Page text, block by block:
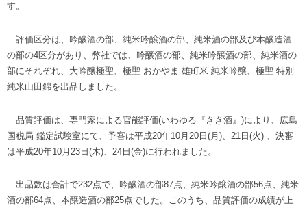
す。
評価区分は、吟醸酒の部、純米吟醸酒の部、純米酒の部及び本醸造酒
の部の4区分があり、弊社では、吟醸酒の部、純米吟醸酒の部、純米酒の
部にそれぞれ、大吟醸極聖、極聖 おかやま 雄町米 純米吟醸、極聖 特別
純米山田錦を出品しました。
品質評価は、専門家による官能評価(いわゆる『きき酒』)により、広島
国税局 鑑定試験室にて、予審は平成20年10月20日(月)、21日(火) 、決審
は平成20年10月23日(木)、24日(金)に行われました。
出品数は合計で232点で、吟醸酒の部87点、純米吟醸酒の部56点、純米
酒の部64点、本醸造酒の部25点でした。このうち、品質評価の成績が上